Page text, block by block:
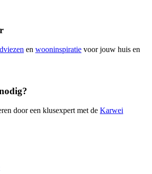
en wooninspiratie voor jouw huis en
door een klusexpert met de Karwei